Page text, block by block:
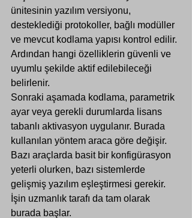
ünitesinin yazılım versiyonu,
desteklediği protokoller, bağlı modüller
ve mevcut kodlama yapısı kontrol edilir.
Ardından hangi özelliklerin güvenli ve
uyumlu şekilde aktif edilebileceği
belirlenir.
Sonraki aşamada kodlama, parametrik
ayar veya gerekli durumlarda lisans
tabanlı aktivasyon uygulanır. Burada
kullanılan yöntem araca göre değişir.
Bazı araçlarda basit bir konfigürasyon
yeterli olurken, bazı sistemlerde
gelişmiş yazılım eşleştirmesi gerekir.
İşin uzmanlık tarafı da tam olarak
burada başlar.